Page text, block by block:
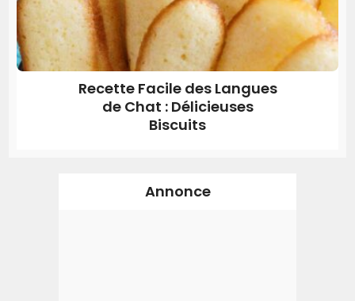
Recette Facile des Langues
de Chat : Délicieuses
Biscuits
Annonce